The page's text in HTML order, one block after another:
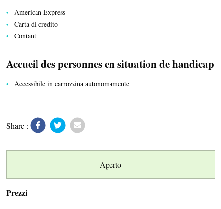
TRASPORTI
American Express
Carta di credito
Contanti
Accueil des personnes en situation de handicap
Accessibile in carrozzina autonomamente
Share :
Aperto
Prezzi